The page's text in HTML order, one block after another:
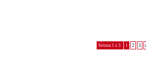
Strona 1 z 3 1 2 3